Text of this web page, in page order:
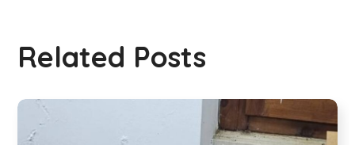
Related Posts